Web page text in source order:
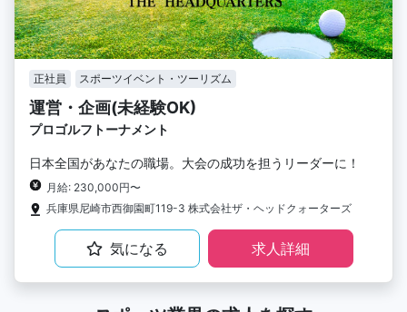
正社員 スポーツイベント・ツーリズム
運営・企画(未経験OK)
プロゴルフトーナメント
日本全国があなたの職場。大会の成功を担うリーダーに！
月給: 230,000円〜
兵庫県尼崎市西御園町119-3 株式会社ザ・ヘッドクォーターズ
気になる 求人詳細